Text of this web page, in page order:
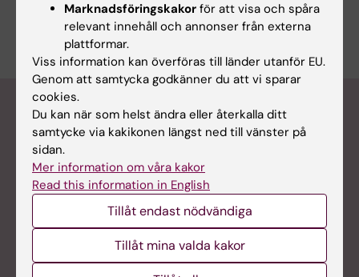
Senaste nytt om utdelade anslag
Marknadsföringskakor för att visa och spåra
relevant innehåll och annonser från externa
plattformar.
Viss information kan överföras till länder utanför EU.
Genom att samtycka godkänner du att vi sparar
cookies.
Du kan när som helst ändra eller återkalla ditt
samtycke via kakikonen längst ned till vänster på
sidan.
Mer information om våra kakor
Read this information in English
Tillåt endast nödvändiga
Tillåt mina valda kakor